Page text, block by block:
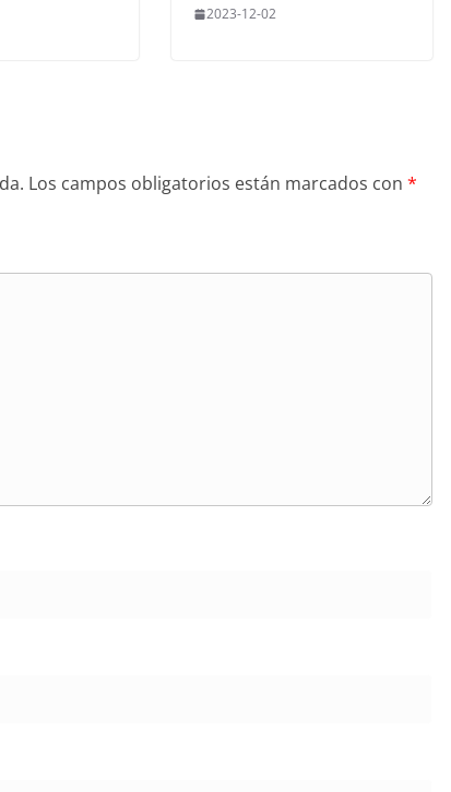
2023-12-02
Los campos obligatorios están marcados con *